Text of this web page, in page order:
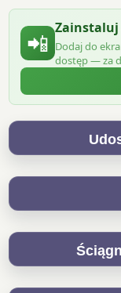
📲 Dodaj do
dostęp — za